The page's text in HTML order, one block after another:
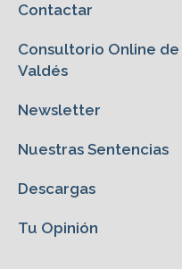
Contactar
Consultorio Online
Valdés
Newsletter
Nuestras Sentencias
Descargas
Tu Opinión